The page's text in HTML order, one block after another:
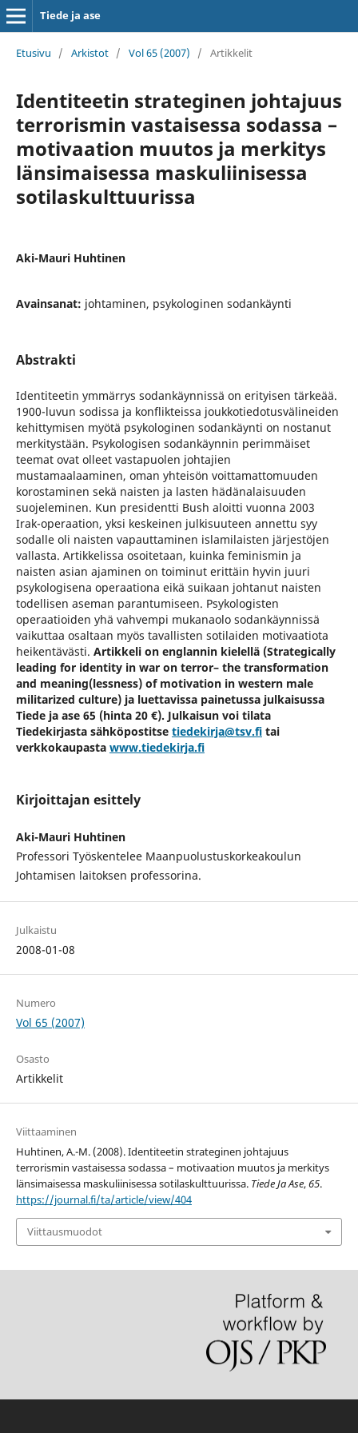
Tiede ja ase
Etusivu / Arkistot / Vol 65 (2007) / Artikkelit
Identiteetin strateginen johtajuus
terrorismin vastaisessa sodassa –
motivaation muutos ja merkitys
länsimaisessa maskuliinisessa
sotilaskulttuurissa
Aki-Mauri Huhtinen
Avainsanat: johtaminen, psykologinen sodankäynti
Abstrakti
Identiteetin ymmärrys sodankäynnissä on erityisen tärkeää.
1900-luvun sodissa ja konflikteissa joukkotiedotusvälineiden
kehittymisen myötä psykologinen sodankäynti on nostanut
merkitystään. Psykologisen sodankäynnin perimmäiset
teemat ovat olleet vastapuolen johtajien
mustamaalaaminen, oman yhteisön voittamattomuuden
korostaminen sekä naisten ja lasten hädänalaisuuden
suojeleminen. Kun presidentti Bush aloitti vuonna 2003
Irak-operaation, yksi keskeinen julkisuuteen annettu syy
sodalle oli naisten vapauttaminen islamilaisten järjestöjen
vallasta. Artikkelissa osoitetaan, kuinka feminismin ja
naisten asian ajaminen on toiminut erittäin hyvin juuri
psykologisena operaationa eikä suikaan johtanut naisten
todellisen aseman parantumiseen. Psykologisten
operaatioiden yhä vahvempi mukanaolo sodankäynnissä
vaikuttaa osaltaan myös tavallisten sotilaiden motivaatiota
heikentävästi. Artikkeli on englannin kielellä (Strategically
leading for identity in war on terror– the transformation
and meaning(lessness) of motivation in western male
militarized culture) ja luettavissa painetussa julkaisussa
Tiede ja ase 65 (hinta 20 €). Julkaisun voi tilata
Tiedekirjasta sähköpostitse tiedekirja@tsv.fitai
verkkokaupasta www.tiedekirja.fi
Kirjoittajan esittely
Aki-Mauri Huhtinen
Professori Työskentelee Maanpuolustuskorkeakoulun
Johtamisen laitoksen professorina.
Julkaistu
2008-01-08
Numero
Vol 65 (2007)
Osasto
Artikkelit
Viittaaminen
Huhtinen, A.-M. (2008). Identiteetin strateginen johtajuus
terrorismin vastaisessa sodassa – motivaation muutos ja merkitys
länsimaisessa maskuliinisessa sotilaskulttuurissa. Tiede Ja Ase,65.
https://journal.fi/ta/article/view/404
Viittausmuodot